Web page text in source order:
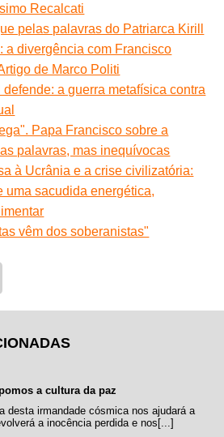
Recalcati
pelas palavras do Patriarca Kirill
a divergência com Francisco
de Marco Politi
a guerra metafísica contra
Papa Francisco sobre a
palavras, mas inequívocas
à Ucrânia e a crise civilizatória:
uma sacudida energética,
vêm dos soberanistas"
a cultura da paz
desta irmandade cósmica nos ajudará a
a inocência perdida e nos[...]